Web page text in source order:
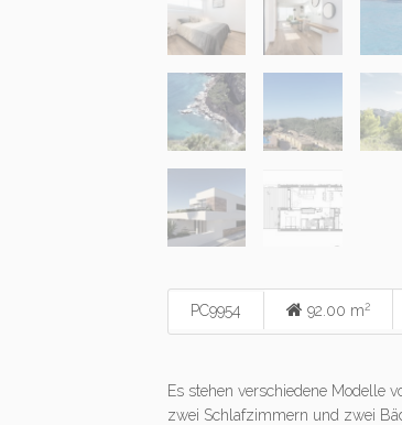
PC9954 92.00 m2
Es stehen verschiedene Modelle
zwei Schlafzimmern und zwei